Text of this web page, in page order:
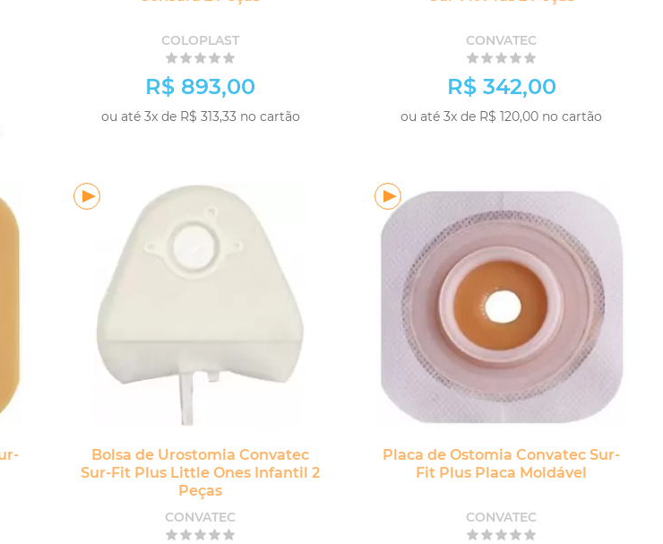
COLOPLAST
R$ 893,00
ou até 3x de R$ 313,33 no cartão
CONVATEC
R$ 342,00
ou até 3x de R$ 120,00 no cartão
Bolsa de Urostomia Convatec
Sur-Fit Plus Little Ones Infantil 2
Peças
CONVATEC
Placa de Ostomia Convatec Sur-
Fit Plus Placa Moldável
CONVATEC